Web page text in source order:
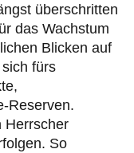
über­schritten
das Wachstum
Blicken auf
fürs
Reserven.
Herrscher
So